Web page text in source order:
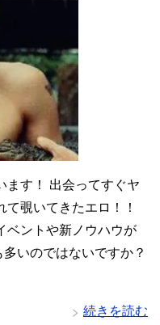
ます！ 出会ってすぐヤ
覗いてきたエロ！！
ベントや新ノウハウが
いのではないですか？
続きを読む